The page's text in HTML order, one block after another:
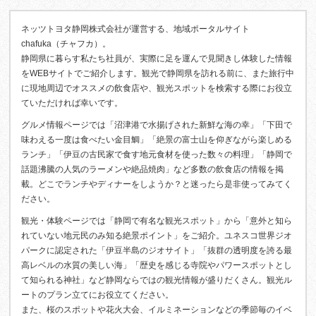
ネッツトヨタ静岡株式会社が運営する、地域ポータルサイト
chafuka（チャフカ）。
静岡県に暮らす私たち社員が、実際に足を運んで見聞きし体験した情報
をWEBサイトでご紹介します。観光で静岡県を訪れる前に、また旅行中
に現地周辺でオススメの飲食店や、観光スポットを検索する際にお役立
ていただければ幸いです。
グルメ情報ページでは「沼津港で水揚げされた新鮮な海の幸」「下田で
味わえる一度は食べたい金目鯛」「絶景の富士山を仰ぎながら楽しめる
ランチ」「伊豆の古民家で食す地元食材を使った数々の料理」「静岡で
話題沸騰の人気のラーメンや絶品焼肉」など多数の飲食店の情報を掲
載。どこでランチやディナーをしようか？と迷ったら是非使ってみてく
ださい。
観光・体験ページでは「静岡で有名な観光スポット」から「意外と知ら
れていない地元民のみ知る絶景ポイント」をご紹介。ユネスコ世界ジオ
パークに認定された「伊豆半島のジオサイト」「抜群の透明度を誇る最
高レベルの水質の美しい海」「歴史を感じる寺院やパワースポットとし
て知られる神社」など静岡ならではの観光情報が盛りだくさん。観光ル
ートのプラン立てにお役立てください。
また、桜のスポットや花火大会、イルミネーションなどの季節毎のイベ